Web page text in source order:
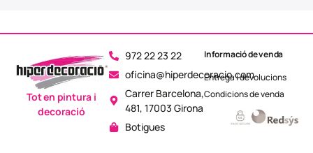
972 22 23 22
oficina@hiperdecoracio.com
Carrer Barcelona,
481, 17003 Girona
Botigues
Tot en pintura i
decoració
Informació de venda
Entrega i devolucions
Condicions de venda